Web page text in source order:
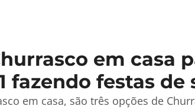
em casa
fazendo festas de
em casa, são três opções de